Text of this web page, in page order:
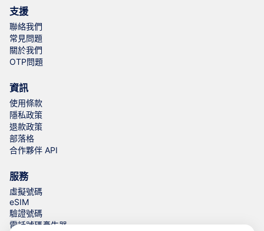
支援
聯絡我們
常見問題
關於我們
OTP問題
資訊
使用條款
隱私政策
退款政策
部落格
合作夥伴 API
服務
虛擬號碼
eSIM
驗證號碼
電話號碼產生器